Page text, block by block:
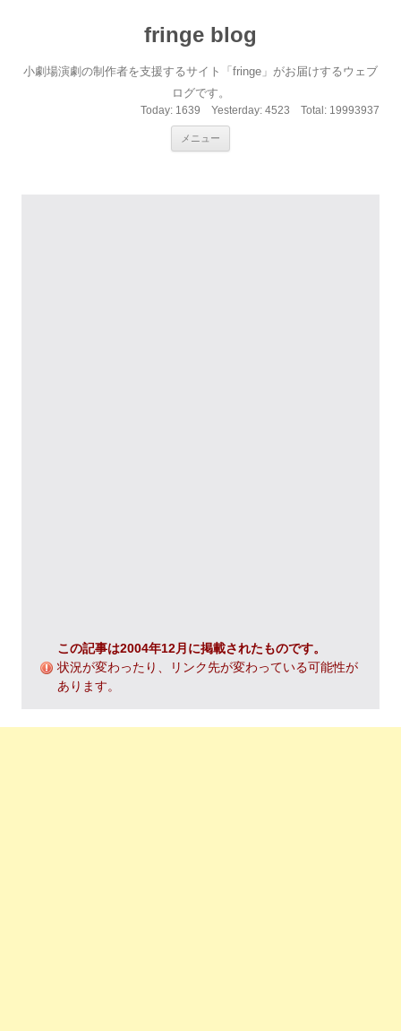
fringe blog
小劇場演劇の制作者を支援するサイト「fringe」がお届けするウェブ
ログです。
Today: 1639 Yesterday: 4523 Total: 19993937
メニュー
この記事は2004年12月に掲載されたものです。
状況が変わったり、リンク先が変わっている可能性が
あります。